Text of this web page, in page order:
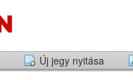
Új jegy nyitása